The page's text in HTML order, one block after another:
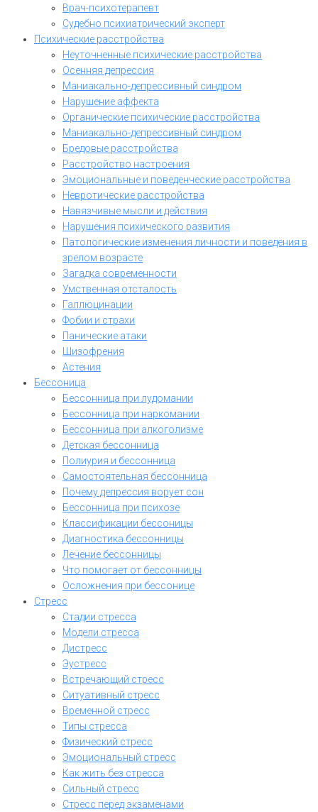
Врач-психотерапевт
Судебно психиатрический эксперт
Психические расстройства
Неуточненные психические расстройства
Осенняя депрессия
Маниакально-депрессивный синдром
Нарушение аффекта
Органические психические расстройства
Маниакально-депрессивный синдром
Бредовые расстройства
Расстройство настроения
Эмоциональные и поведенческие расстройства
Невротические расстройства
Навязчивые мысли и действия
Нарушения психического развития
Патологические изменения личности и поведения в
зрелом возрасте
Загадка современности
Умственная отсталость
Галлюцинации
Фобии и страхи
Панические атаки
Шизофрения
Астения
Бессоница
Бессонница при лудомании
Бессонница при наркомании
Бессонница при алкоголизме
Детская бессонница
Полиурия и бессонница
Самостоятельная бессонница
Почему депрессия ворует сон
Бессонница при психозе
Классификации бессоницы
Диагностика бессонницы
Лечение бессонницы
Что помогает от бессонницы
Осложнения при бессонице
Стресс
Стадии стресса
Модели стресса
Дистресс
Эустресс
Встречающий стресс
Ситуативный стресс
Временной стресс
Типы стресса
Физический стресс
Эмоциональный стресс
Как жить без стресса
Сильный стресс
Стресс перед экзаменами